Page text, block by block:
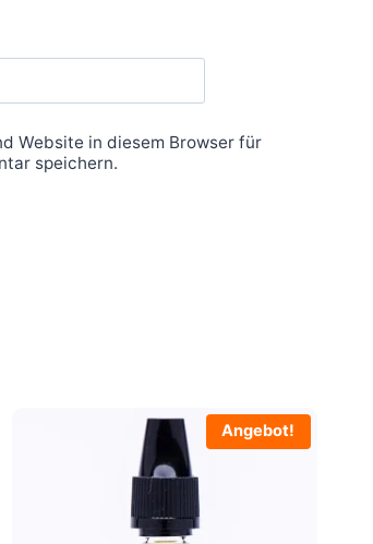
Website in diesem Browser für
speichern.
Angebot!